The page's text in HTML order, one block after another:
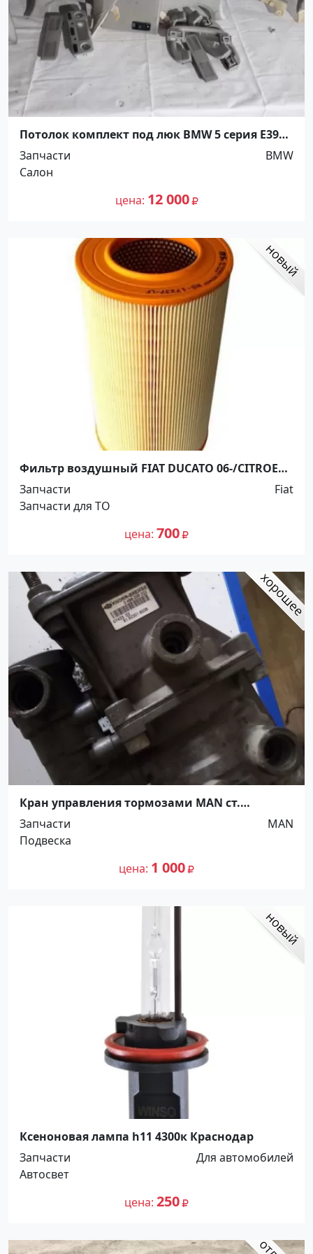
Потолок комплект под люк BMW 5 серия Е39
Краснодар
Запчасти
BMW
Салон
цена 12 000
Фильтр воздушный FIAT DUCATO 06-/CITROEN
JUMPER 06-/PEUGEOT BOXER 06- Краснодар
Запчасти
Fiat
Запчасти для ТО
цена 700
Кран управления тормозами MAN ст.
Новотитаровская
Запчасти
MAN
Подвеска
цена 1 000
Ксеноновая лампа h11 4300к Краснодар
Запчасти
Для автомобилей
Автосвет
цена 250